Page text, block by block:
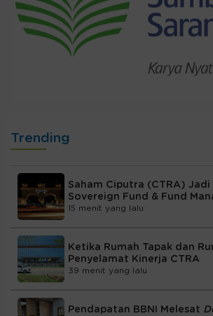
Trending
Saham Ciputra (CTRA) Jadi
Sovereign Fund & Fund
15 menit yang lalu
Ketika Rumah Tapak dan
Penyelamat Kinerja CTRA
39 menit yang lalu
Pendapatan BBNI Melesat